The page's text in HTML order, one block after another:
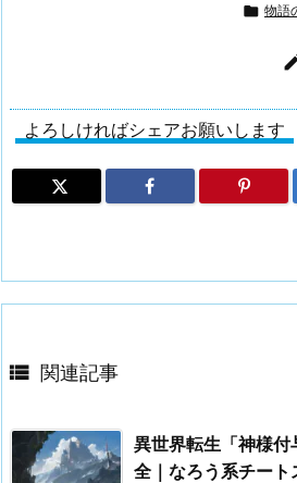
 物語
よろしければシェアお願いします
 関連記事
異世界転生「神様
全｜なろう系チー